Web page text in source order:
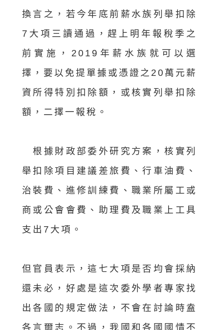
換言之，若今年底前薪水族列舉扣除
7大項三讀通過，趕上明年報稅季之
前實施，2019年薪水族就可以選
擇，要以免提單據或憑證之20萬元薪
資所得特別扣除額，或核實列舉扣除
額，二擇一報稅。
根據財政部委外研究方案，核實列
舉扣除項目建議差旅費、行車油費、
治裝費、進修訓練費、職業所屬工或
商或公會會費、助理費及職業上工具
支出7大項。
但官員表示，這七大項是否均會採納
還未必，好處是這次委外學者專家找
出各國的規定做法，不會在討論時盍
各言爾志。不過，我國和各國國情不